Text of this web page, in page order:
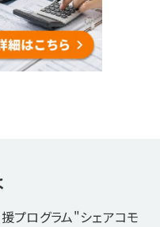
プログラム"シェアコモ